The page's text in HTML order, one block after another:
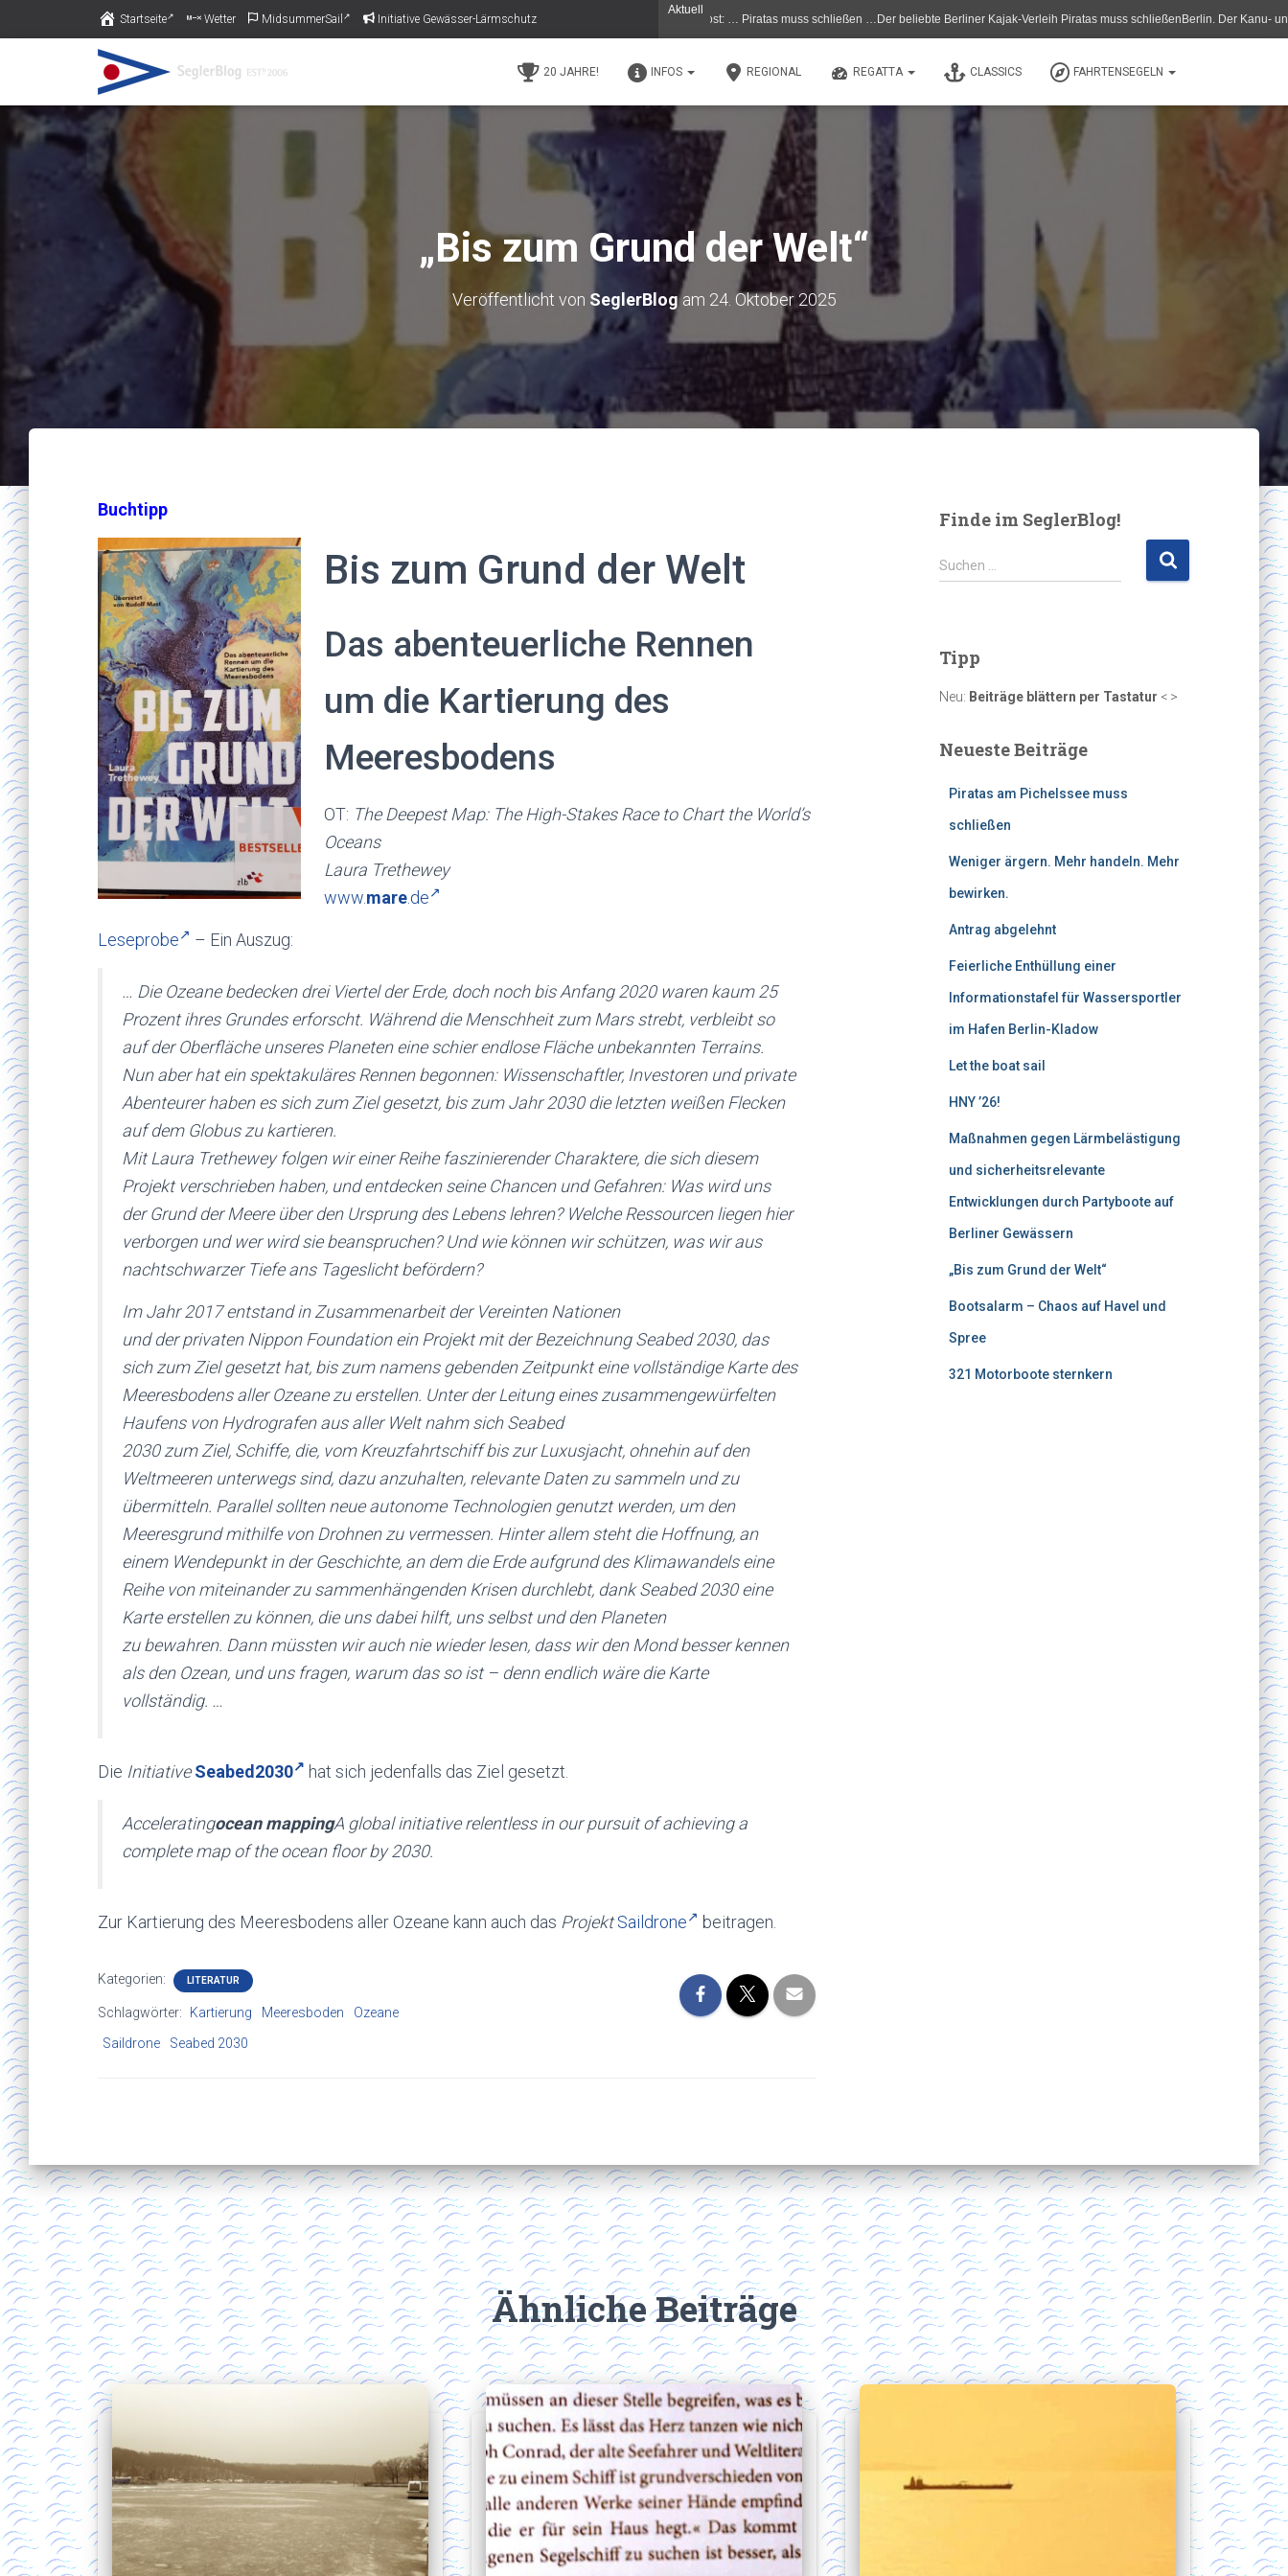
Aktuell
Piratas am Pichelssee muss schließen - Gestern 11.5.26 in der Berliner Morgenpost: … Piratas muss schließen …Der beliebte Berliner Kajak-Verleih Piratas muss schließenBerlin. Der Kanu- und Kajak-Verleih
Startseite Wetter MidsummerSail Initiative Gewässer-Lärmschutz
20 JAHRE! INFOS REGIONAL REGATTA CLASSICS FAHRTENSEGELN
„Bis zum Grund der Welt“
Veröffentlicht von SeglerBlogam 24. Oktober 2025
Buchtipp
Bis zum Grund der Welt
Das abenteuerliche Rennen
um die Kartierung des
Meeresbodens
OT: The Deepest Map: The High-Stakes Race to Chart the World’s
Oceans
Laura Trethewey
www.mare.de
Leseprobe – Ein Auszug:
… Die Ozeane bedecken drei Viertel der Erde, doch noch bis Anfang 2020 waren kaum 25
Prozent ihres Grundes erforscht. Während die Menschheit zum Mars strebt, verbleibt so
auf der Oberfläche unseres Planeten eine schier endlose Fläche unbekannten Terrains.
Nun aber hat ein spektakuläres Rennen begonnen: Wissenschaftler, Investoren und private
Abenteurer haben es sich zum Ziel gesetzt, bis zum Jahr 2030 die letzten weißen Flecken
auf dem Globus zu kartieren.
Mit Laura Trethewey folgen wir einer Reihe faszinierender Charaktere, die sich diesem
Projekt verschrieben haben, und entdecken seine Chancen und Gefahren: Was wird uns
der Grund der Meere über den Ursprung des Lebens lehren? Welche Ressourcen liegen hier
verborgen und wer wird sie beanspruchen? Und wie können wir schützen, was wir aus
nachtschwarzer Tiefe ans Tageslicht befördern?
Im Jahr 2017 entstand in Zusammenarbeit der Vereinten Nationen
und der privaten Nippon Foundation ein Projekt mit der Bezeichnung Seabed 2030, das
sich zum Ziel gesetzt hat, bis zum namens gebenden Zeitpunkt eine vollständige Karte des
Meeresbodens aller Ozeane zu erstellen. Unter der Leitung eines zusammengewürfelten
Haufens von Hydrografen aus aller Welt nahm sich Seabed
2030 zum Ziel, Schiffe, die, vom Kreuzfahrtschiff bis zur Luxusjacht, ohnehin auf den
Weltmeeren unterwegs sind, dazu anzuhalten, relevante Daten zu sammeln und zu
übermitteln. Parallel sollten neue autonome Technologien genutzt werden, um den
Meeresgrund mithilfe von Drohnen zu vermessen. Hinter allem steht die Hoffnung, an
einem Wendepunkt in der Geschichte, an dem die Erde aufgrund des Klimawandels eine
Reihe von miteinander zu sammenhängenden Krisen durchlebt, dank Seabed 2030 eine
Karte erstellen zu können, die uns dabei hilft, uns selbst und den Planeten
zu bewahren. Dann müssten wir auch nie wieder lesen, dass wir den Mond besser kennen
als den Ozean, und uns fragen, warum das so ist – denn endlich wäre die Karte
vollständig. …
Die Initiative Seabed2030 hat sich jedenfalls das Ziel gesetzt.
Acceleratingocean mappingA global initiative relentless in our pursuit of achieving a
complete map of the ocean floor by 2030.
Zur Kartierung des Meeresbodens aller Ozeane kann auch das Projekt Saildrone beitragen.
Kategorien: LITERATUR
Schlagwörter: Kartierung Meeresboden
Ozeane
Saildrone
Seabed 2030
Finde im SeglerBlog!
S
u
n
a
h
Suchen …
Tipp
Neu: Beiträge blättern per Tastatur < >
Neueste Beiträge
Piratas am Pichelssee muss
schließen
Weniger ärgern. Mehr handeln. Mehr
bewirken.
Antrag abgelehnt
Feierliche Enthüllung einer
Informationstafel für Wassersportler
im Hafen Berlin-Kladow
Let the boat sail
HNY ’26!
Maßnahmen gegen Lärmbelästigung
und sicherheitsrelevante
Entwicklungen durch Partyboote auf
Berliner Gewässern
„Bis zum Grund der Welt“
Bootsalarm – Chaos auf Havel und
Spree
321 Motorboote sternkern
Ähnliche Beiträge